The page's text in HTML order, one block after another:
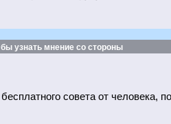
бы узнать мнение со стороны
совета от человека,